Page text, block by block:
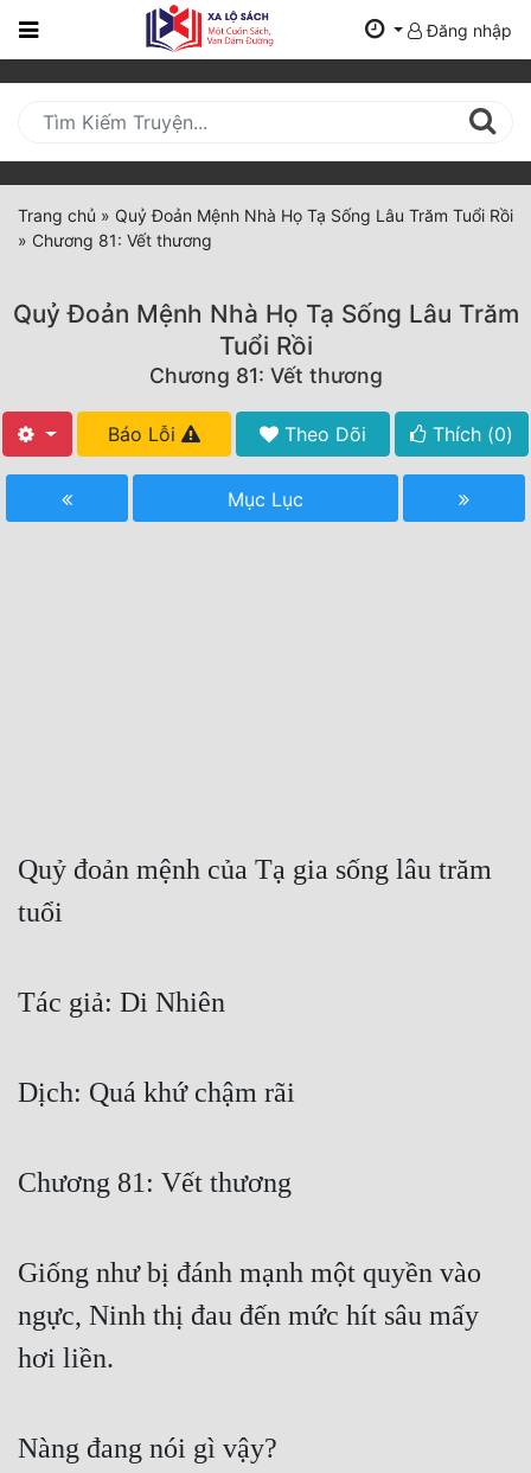
Trang
Mới
Cập
Nhật
(current)
Thể Loại
Truyện Mới Ra
Hoàn Thành
Cổ Đại
Dã Sử
Dị Năng
Gia Đấu
Góc Nhìn Nam
Huyền Huyễn
Đăng nhập
Trang chủ » Quỷ Đoản Mệnh Nhà Họ Tạ Sống Lâu Trăm Tuổi Rồi
» Chương 81: Vết thương
Quỷ Đoản Mệnh Nhà Họ Tạ Sống Lâu Trăm
Tuổi Rồi
Chương 81: Vết thương
Báo Lỗi Theo Dõi Thích (0)
Mục Lục
Quỷ đoản mệnh của Tạ gia sống lâu trăm
tuổi
Tác giả: Di Nhiên
Dịch: Quá khứ chậm rãi
Chương 81: Vết thương
Giống như bị đánh mạnh một quyền vào
ngực, Ninh thị đau đến mức hít sâu mấy
hơi liền.
Nàng đang nói gì vậy?